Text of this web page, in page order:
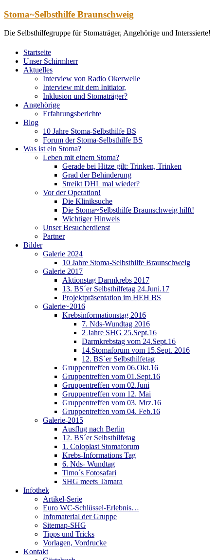
Zum
springen
Stoma~Selbsthilfe Braunschweig
Die Selbsthilfegruppe für Stomaträger, Angehörige und Interssierte!
Startseite
Unser Schirmherr
Aktuelles
Interview von Radio Okerwelle
Interview mit dem Initiator,
Inklusion und Stomaträger?
Angehörige
Erfahrungsberichte
Blog
10 Jahre Stoma-Selbsthilfe BS
Forum der Stoma-Selbsthilfe BS
Was ist ein Stoma?
Leben mit einem Stoma?
Gerade bei Hitze gilt: Trinken, Trinken
Grad der Behinderung
Streikt DHL mal wieder?
Vor der Operation!
Die Kliniksuche
Die Stoma~Selbsthilfe Braunschweig hilft!
Wichtiger Hinweis
Unser Besucherdienst
Partner
Bilder
Galerie 2024
10 Jahre Stoma-Selbsthilfe Braunschweig
Galerie 2017
Aktionstag Darmkrebs 2017
13. BS´er Selbsthilfetag 24.Juni.17
Projektpräsentation im HEH BS
Galerie~2016
Krebsinformationstag 2016
7. Nds-Wundtag 2016
2 Jahre SHG 25.Sept.16
Darmkrebstag vom 24.Sept.16
14.Stomaforum vom 15.Sept. 2016
12. BS´er Selbsthilfetag
Gruppentreffen vom 06.Okt.16
Gruppentreffen vom 01.Sept.16
Gruppentreffen vom 02.Juni
Gruppentreffen vom 12. Mai
Gruppentreffen vom 03. Mrz.16
Gruppentreffen vom 04. Feb.16
Galerie-2015
Ausflug nach Berlin
12. BS´er Selbsthilfetag
1. Coloplast Stomaforum
Krebs-Informations Tag
6. Nds- Wundtag
Timo´s Fotosafari
SHG meets Tamara
Infothek
Artikel-Serie
Euro WC-Schlüssel-Erlebnis…
Infomaterial der Gruppe
Sitemap-SHG
Tipps und Tricks
Vorlagen, Vordrucke
Kontakt